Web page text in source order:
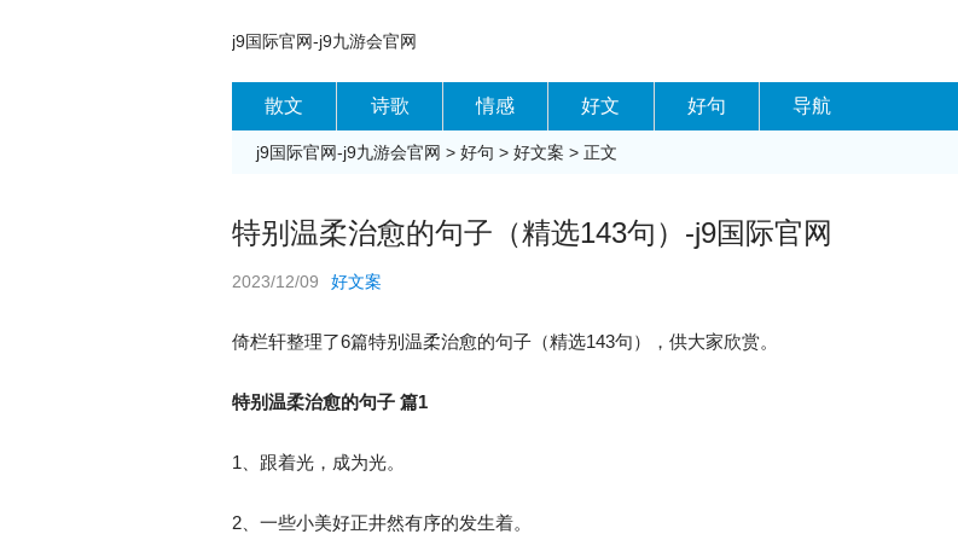
j9国际官网-j9九游会官网
散文 诗歌 情感 好文 好句 导航
j9国际官网-j9九游会官网 > 好句 > 好文案 > 正文
特别温柔治愈的句子（精选143句）-j9国际官网
2023/12/09 好文案
倚栏轩整理了6篇特别温柔治愈的句子（精选143句），供大家欣赏。
特别温柔治愈的句子 篇1
1、跟着光，成为光。
2、一些小美好正井然有序的发生着。